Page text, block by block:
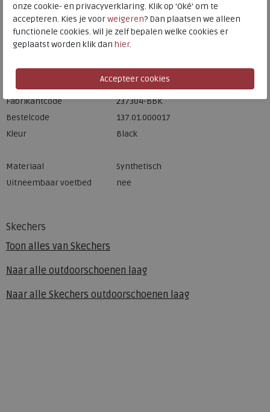
Skechers
Toon alles van Skechers
Naar alle outdoorschoenen laag
Naar alle Skechers outdoorschoenen laag
Gratis verzending binnen Nederland*
Voor 14:00 uur besteld = dezelfde werkdag verzonden*
Altijd retourneren, binnen 1 werkdag terugbetaald
Skechers
Fabrikantcode
237304-BBK
Bestelcode
137.01.000017
Kleur
Black
Materiaal
Synthetisch
Uitneembaar voetbed
nee
onze cookie- en privacyverklaring. Klik op 'Oké' om te
accepteren. Kies je voorweigeren? Dan plaatsen we alleen
functionele cookies. Wil je zelf bepalen welke cookies er
geplaatst worden klik dan hier.